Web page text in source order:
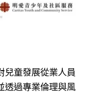
兒童發展從業人員
透過專業倫理與風